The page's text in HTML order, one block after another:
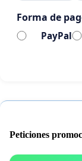
Forma de
PayPal
Peticiones